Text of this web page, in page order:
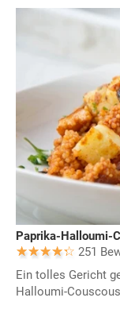
Paprika-Halloumi-
251
Ein tolles Gericht
Halloumi-